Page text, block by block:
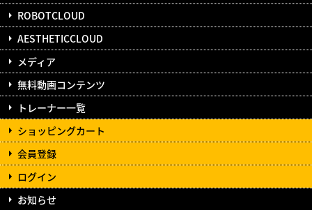
ROBOTCLOUD
AESTHETICCLOUD
メディア
無料動画コンテンツ
トレーナー一覧
ショッピングカート
会員登録
ログイン
お知らせ